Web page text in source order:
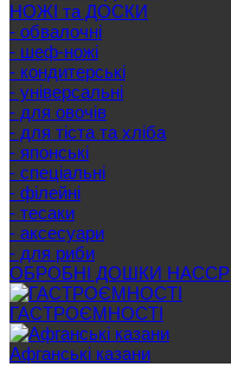
НОЖІ та ДОСКИ
- обвалочні
- шеф-ножі
- кондитерські
- універсальні
- для овочів
- для тіста та хліба
- японські
- спеціальні
- філейні
- тесаки
- аксесуари
- для риби
ОБРОБНІ ДОШКИ HACCP
ГАСТРОЄМНОСТІ
Афганські казани